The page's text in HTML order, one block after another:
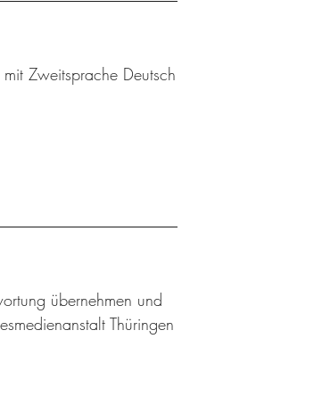
Zweitsprache Deutsch
übernehmen und
Thüringen